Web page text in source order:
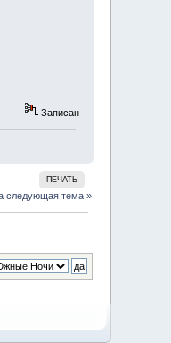
Записан
ПЕЧАТЬ
следующая тема »